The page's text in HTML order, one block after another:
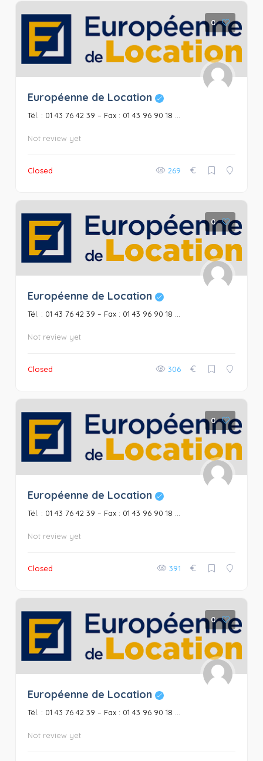
0
Européenne de Location
Tél. : 01 43 76 42 39 – Fax : 01 43 96 90 18 ...
Not review yet
Closed 269 €
0
Européenne de Location
Tél. : 01 43 76 42 39 – Fax : 01 43 96 90 18 ...
Not review yet
Closed 306 €
0
Européenne de Location
Tél. : 01 43 76 42 39 – Fax : 01 43 96 90 18 ...
Not review yet
Closed 391 €
0
Européenne de Location
Tél. : 01 43 76 42 39 – Fax : 01 43 96 90 18 ...
Not review yet